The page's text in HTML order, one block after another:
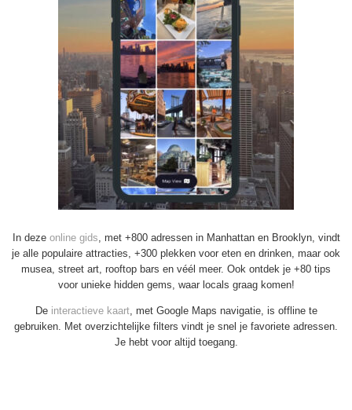
In deze online gids, met +800 adressen in Manhattan en Brooklyn, vindt
je alle populaire attracties, +300 plekken voor eten en drinken, maar ook
musea, street art, rooftop bars en véél meer. Ook ontdek je +80 tips
voor unieke hidden gems, waar locals graag komen!
De interactieve kaart, met Google Maps navigatie, is offline te
gebruiken. Met overzichtelijke filters vindt je snel je favoriete adressen.
Je hebt voor altijd toegang.